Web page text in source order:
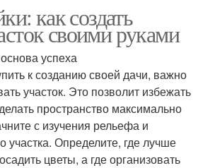
как создать
своими руками
успеха
к созданию своей дачи, важно
участок. Это позволит избежать
пространство максимально
с изучения рельефа и
участка. Определите, где лучше
цветы, а где организовать